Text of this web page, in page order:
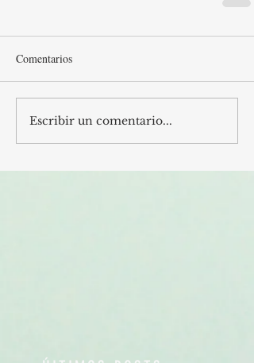
Comentarios
Escribir un comentario...